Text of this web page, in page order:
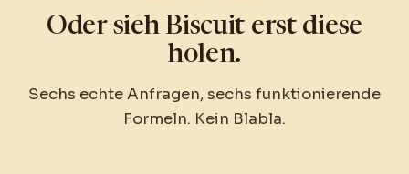
Oder sieh Biscuit erst diese
holen.
Sechs echte Anfragen, sechs funktionierende
Formeln. Kein Blabla.